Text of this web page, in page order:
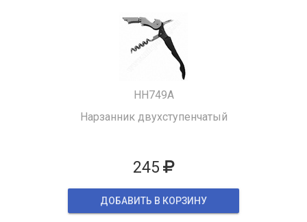
HH749A
Нарзанник двухступенчатый
245
ДОБАВИТЬ В КОРЗИНУ